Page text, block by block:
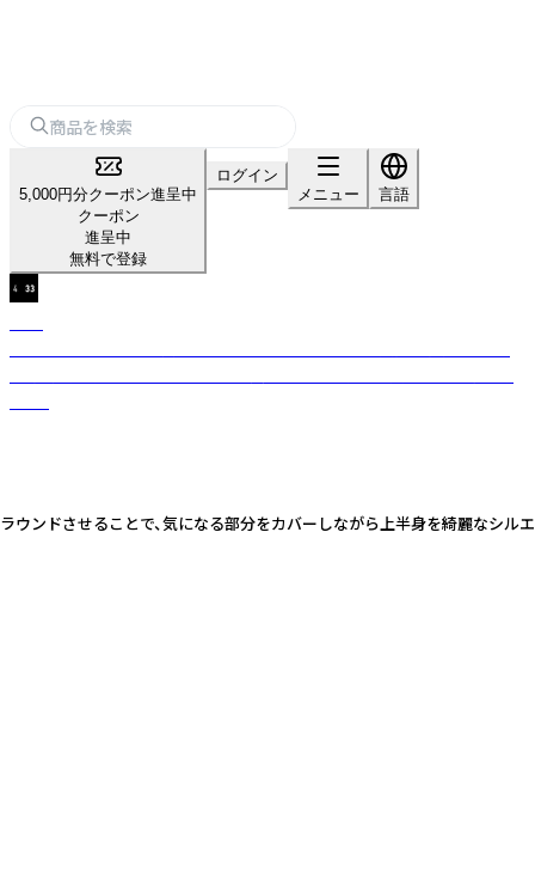
5,000円分クーポン進呈中
クーポン
進呈中
無料で登録
ログイン
メニュー
言語
させることで、気になる部分をカバーしながら上半身を綺麗なシ